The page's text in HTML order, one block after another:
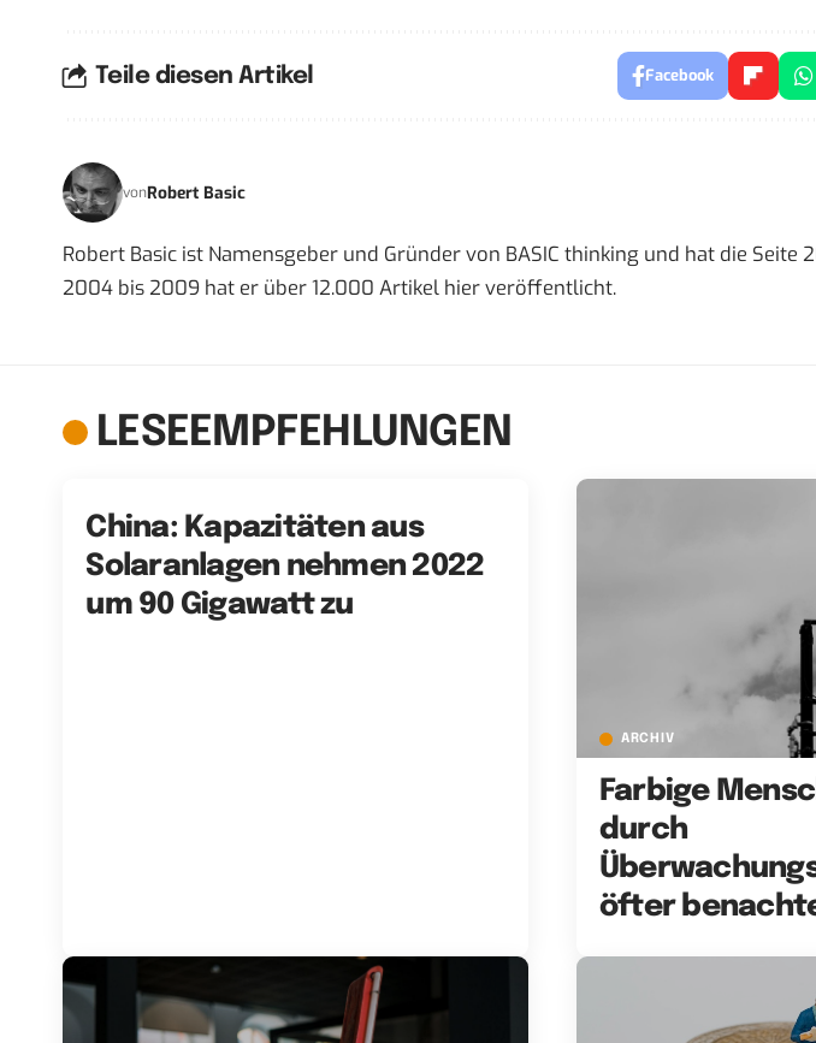
Teile diesen Artikel Facebook
vonRobert Basic
Robert Basic ist Namensgeber und Gründer von BASIC thinking und hat die Seite
2004 bis 2009 hat er über 12.000 Artikel hier veröffentlicht.
LESEEMPFEHLUNGEN
China: Kapazitäten aus
Solaranlagen nehmen 2022
um 90 Gigawatt zu
ARCHIV
Farbige
durch
öfter